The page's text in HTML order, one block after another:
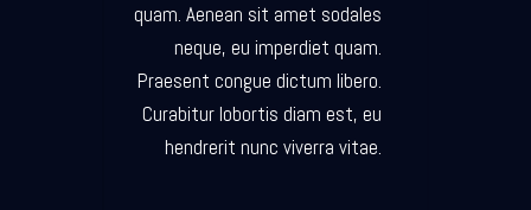
quam. Aenean sit amet sodales
neque, eu imperdiet quam.
Praesent congue dictum libero.
Curabitur lobortis diam est, eu
hendrerit nunc viverra vitae.